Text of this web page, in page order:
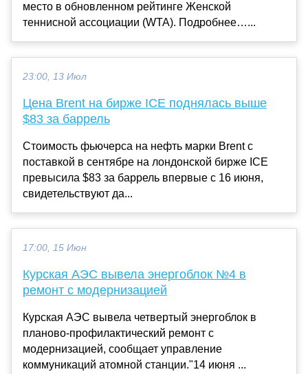
место в обновленном рейтинге Женской
теннисной ассоциации (WTA). Подробнее…...
23:00, 13 Июл
Цена Brent на бирже ICE поднялась выше
$83 за баррель
Стоимость фьючерса на нефть марки Brent с
поставкой в сентябре на лондонской бирже ICE
превысила $83 за баррель впервые с 16 июня,
свидетельствуют да...
17:00, 15 Июн
Курская АЭС вывела энергоблок №4 в
ремонт с модернизацией
Курская АЭС вывела четвертый энергоблок в
планово-профилактический ремонт с
модернизацией, сообщает управление
коммуникаций атомной станции."14 июня ...